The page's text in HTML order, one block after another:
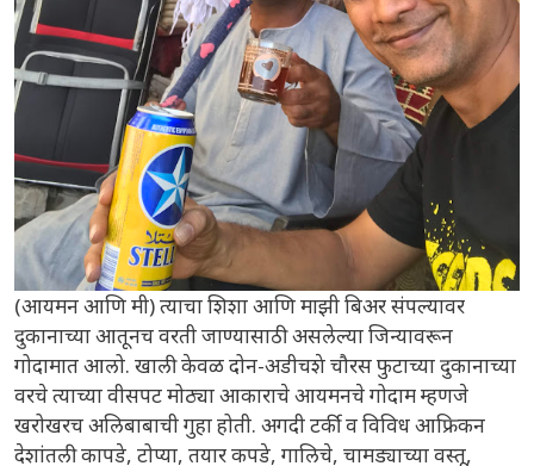
(आयमन आणि मी) त्याचा शिशा आणि माझी बिअर संपल्यावर
दुकानाच्या आतूनच वरती जाण्यासाठी असलेल्या जिन्यावरून
गोदामात आलो. खाली केवळ दोन-अडीचशे चौरस फुटाच्या दुकानाच्या
वरचे त्याच्या वीसपट मोठ्या आकाराचे आयमनचे गोदाम म्हणजे
खरोखरच अलिबाबाची गुहा होती. अगदी टर्की व विविध आफ्रिकन
देशांतली कापडे, टोप्या, तयार कपडे, गालिचे, चामड्याच्या वस्तू,